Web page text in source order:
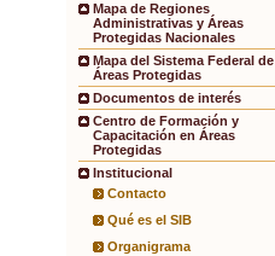
Mapa de Regiones
Administrativas y Áreas
Protegidas Nacionales
Mapa del Sistema Federal de
Áreas Protegidas
Documentos de interés
Centro de Formación y
Capacitación en Áreas
Protegidas
Institucional
Contacto
Qué es el SIB
Organigrama